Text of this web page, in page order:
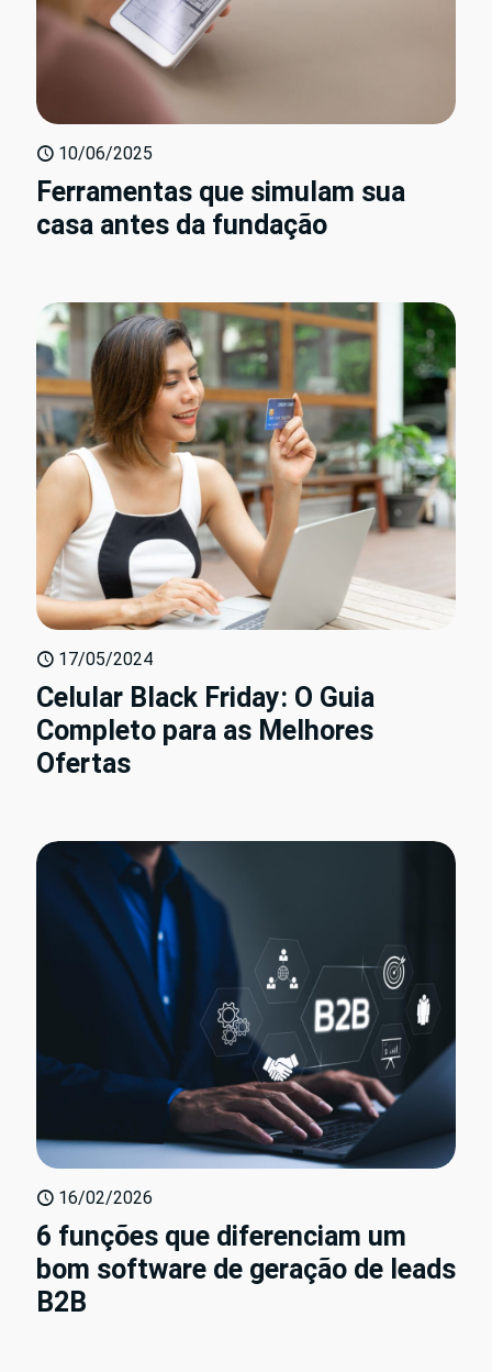
10/06/2025
Ferramentas que simulam sua
casa antes da fundação
17/05/2024
Celular Black Friday: O Guia
Completo para as Melhores
Ofertas
16/02/2026
6 funções que diferenciam um
bom software de geração de leads
B2B